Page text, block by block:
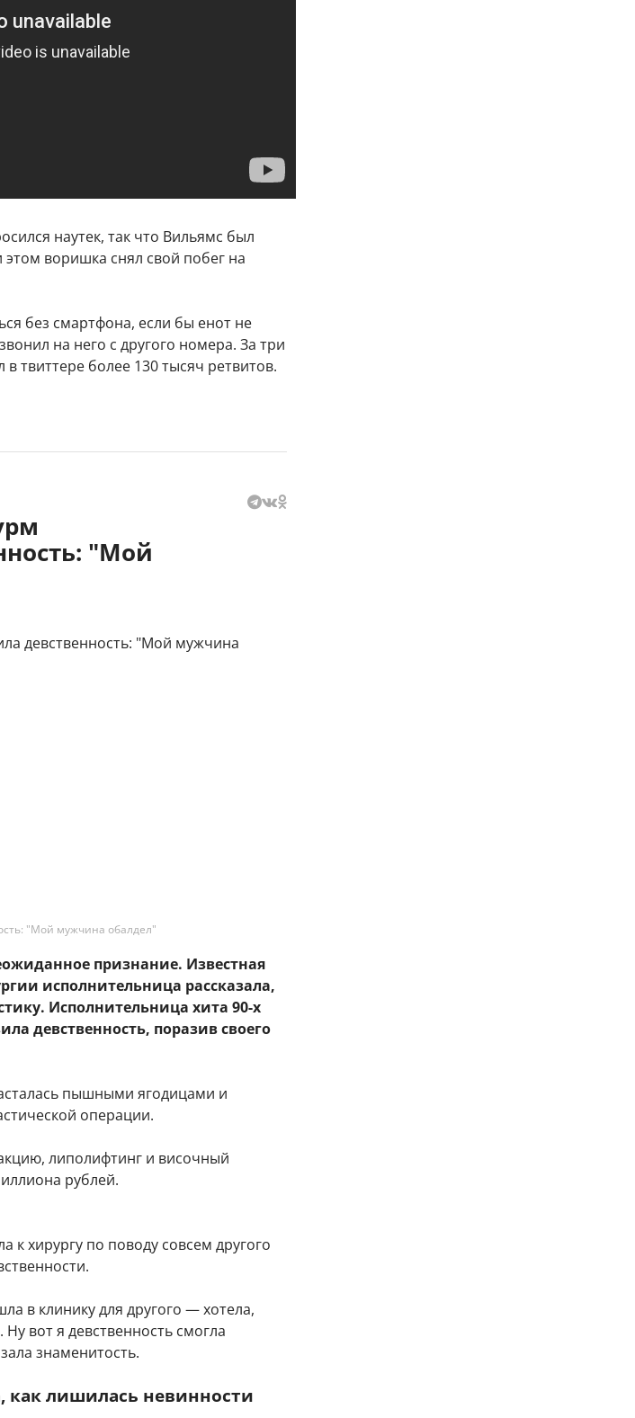
наутек, так что Вильямс был
воришка снял свой побег на
без смартфона, если бы енот не
на него с другого номера. За три
твиттере более 130 тысяч ретвитов.
"Мой
"Мой мужчина обалдел"
признание. Известная
исполнительница рассказала,
Исполнительница хита 90-х
девственность, поразив своего
пышными ягодицами и
операции.
липолифтинг и височный
рублей.
к хирургу по поводу совсем другого
в клинику для другого — хотела,
вот я девственность смогла
знаменитость.
как лишилась невинности